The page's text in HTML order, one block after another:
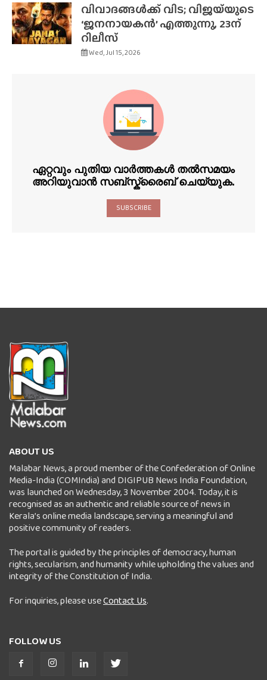
വിവാദങ്ങൾക്ക് വിട; വിജയ്‌യുടെ
‘ജനനായകൻ’ എത്തുന്നു, 23ന്
റിലീസ്
Wed, Jul 15, 2026
ഏറ്റവും പുതിയ വാർത്തകൾ തൽസമയം
അറിയുവാൻ സബ്സ്ക്രൈബ് ചെയ്യുക.
SUBSCRIBE
ABOUT US
Malabar News, a proud member of the Confederation of Online
Media-India (COMIndia) and DIGIPUB News India Foundation,
was launched on Wednesday, 3 November 2004. Today, it is
recognised as an authentic and reliable source of news in
Kerala’s online media landscape, serving a meaningful and
positive community of readers.
The portal is guided by the principles of democracy, human
rights, secularism, and humanity while upholding the values and
integrity of the Constitution of India.
For inquiries, please useContact Us.
FOLLOW US